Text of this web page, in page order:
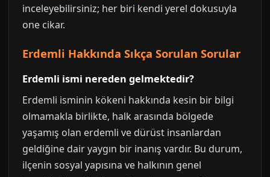
inceleyebilirsiniz; her biri kendi yerel dokusuyla
one cikar.
Erdemli Hakkında Sıkça Sorulan Sorular
Erdemli ismi nereden gelmektedir?
Erdemli isminin kökeni hakkında kesin bir bilgi
olmamakla birlikte, halk arasında bölgede
yaşamış olan erdemli ve dürüst insanlardan
geldiğine dair yaygın bir inanış vardır. Bu durum,
ilçenin sosyal yapısına ve halkının genel